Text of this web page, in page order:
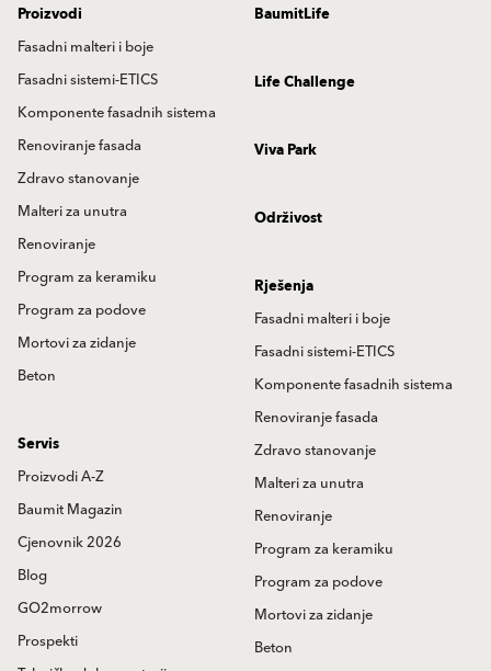
Proizvodi
Fasadni malteri i boje
Fasadni sistemi-ETICS
Komponente fasadnih sistema
Renoviranje fasada
Zdravo stanovanje
Malteri za unutra
Renoviranje
Program za keramiku
Program za podove
Mortovi za zidanje
Beton
BaumitLife
Life Challenge
Viva Park
Održivost
Rješenja
Fasadni malteri i boje
Fasadni sistemi-ETICS
Komponente fasadnih sistema
Renoviranje fasada
Zdravo stanovanje
Malteri za unutra
Renoviranje
Program za keramiku
Program za podove
Mortovi za zidanje
Beton
Servis
Proizvodi A-Z
Baumit Magazin
Cjenovnik 2026
Blog
GO2morrow
Prospekti